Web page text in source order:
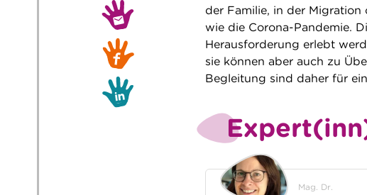
der Familie, in der Migration
wie die Corona-Pandemie.
Herausforderung erlebt
sie können aber auch zu
Begleitung sind daher für
Mag. Dr.